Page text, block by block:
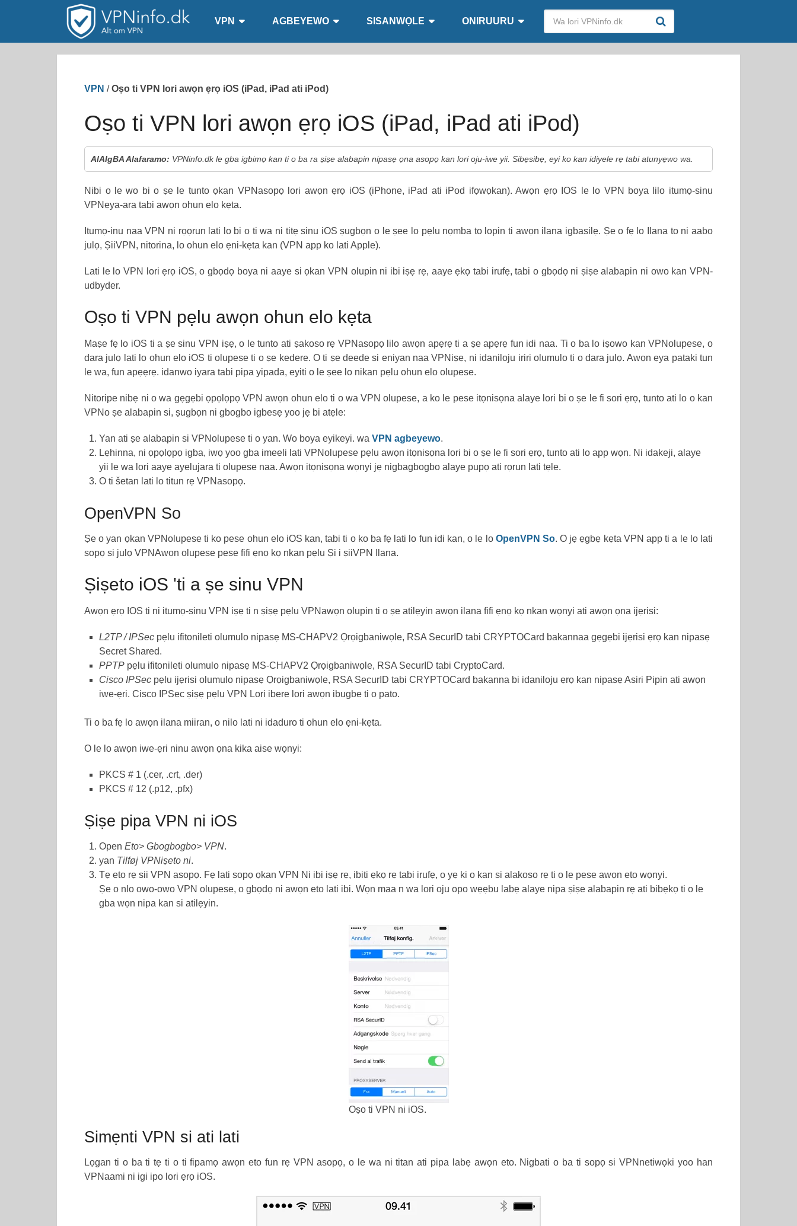
VPN AGBEYEWO SISANWỌLE ONIRUURU
VPN / Oṣo ti VPN lori awọn ẹrọ iOS (iPad, iPad ati iPod)
Oṣo ti VPN lori awọn ẹrọ iOS (iPad, iPad ati iPod)
AlAIgBA Alafaramo: VPNinfo.dk le gba igbimọ kan ti o ba ra ṣiṣe alabapin nipasẹ ọna asopọ kan lori oju-iwe yii. Sibẹsibẹ, eyi ko kan idiyele rẹ tabi atunyẹwo wa.
Nibi o le wo bi o ṣe le tunto ọkan VPNasopọ lori awọn ẹrọ iOS (iPhone, iPad ati iPod ifọwọkan). Awọn ẹrọ IOS le lo VPN boya lilo itumọ-sinu
VPNẹya-ara tabi awọn ohun elo kẹta.
Itumọ-inu naa VPN ni rọọrun lati lo bi o ti wa ni titẹ sinu iOS ṣugbọn o le ṣee lo pẹlu nọmba to lopin ti awọn ilana igbasilẹ. Ṣe o fẹ lo Ilana to ni aabo
julọ, ṢiiVPN, nitorina, lo ohun elo ẹni-kẹta kan (VPN app ko lati Apple).
Lati le lo VPN lori ẹrọ iOS, o gbọdọ boya ni aaye si ọkan VPN olupin ni ibi iṣẹ rẹ, aaye ẹkọ tabi irufẹ, tabi o gbọdọ ni ṣiṣe alabapin ni owo kan VPN-
udbyder.
Oṣo ti VPN pẹlu awọn ohun elo kẹta
Maṣe fẹ lo iOS ti a ṣe sinu VPN iṣẹ, o le tunto ati ṣakoso rẹ VPNasopọ lilo awọn apẹrẹ ti a ṣe apẹrẹ fun idi naa. Ti o ba lo iṣowo kan VPNolupese, o
dara julọ lati lo ohun elo iOS ti olupese ti o ṣe kedere. O ti ṣe deede si eniyan naa VPNiṣẹ, ni idaniloju iriri olumulo ti o dara julọ. Awọn ẹya pataki tun
le wa, fun apẹẹrẹ. idanwo iyara tabi pipa yipada, eyiti o le ṣee lo nikan pẹlu ohun elo olupese.
Nitoripe nibẹ ni o wa gẹgẹbi ọpọlọpọ VPN awọn ohun elo ti o wa VPN olupese, a ko le pese itọnisọna alaye lori bi o ṣe le fi sori ẹrọ, tunto ati lo o kan
VPNo ṣe alabapin si, ṣugbọn ni gbogbo igbesẹ yoo jẹ bi atẹle:
Yan ati ṣe alabapin si VPNolupese ti o yan. Wo boya eyikeyi. waVPN agbeyewo.
Lẹhinna, ni ọpọlọpọ igba, iwọ yoo gba imeeli lati VPNolupese pẹlu awọn itọnisọna lori bi o ṣe le fi sori ẹrọ, tunto ati lo app wọn. Ni idakeji, alaye
yii le wa lori aaye ayelujara ti olupese naa. Awọn itọnisọna wọnyi jẹ nigbagbogbo alaye pupọ ati rọrun lati tẹle.
O ti šetan lati lo titun rẹ VPNasopọ.
OpenVPN So
Ṣe o yan ọkan VPNolupese ti ko pese ohun elo iOS kan, tabi ti o ko ba fẹ lati lo fun idi kan, o le lo OpenVPN So. O jẹ ẹgbẹ kẹta VPN app ti a le lo lati
sopọ si julọ VPNAwọn olupese pese fifi ẹnọ kọ nkan pẹlu Ṣi i ṣiiVPN Ilana.
Ṣiṣeto iOS 'ti a ṣe sinu VPN
Awọn ẹrọ IOS ti ni itumọ-sinu VPN iṣẹ ti n ṣiṣẹ pẹlu VPNawọn olupin ti o ṣe atilẹyin awọn ilana fifi ẹnọ kọ nkan wọnyi ati awọn ọna ijẹrisi:
L2TP / IPSec pẹlu ifitonileti olumulo nipasẹ MS-CHAPV2 Ọrọigbaniwọle, RSA SecurID tabi CRYPTOCard bakannaa gẹgẹbi ijẹrisi ẹrọ kan nipasẹ
Secret Shared.
PPTP pẹlu ifitonileti olumulo nipasẹ MS-CHAPV2 Ọrọigbaniwọle, RSA SecurID tabi CryptoCard.
Cisco IPSec pẹlu ijẹrisi olumulo nipasẹ Ọrọigbaniwọle, RSA SecurID tabi CRYPTOCard bakanna bi idaniloju ẹrọ kan nipasẹ Asiri Pipin ati awọn
iwe-ẹri. Cisco IPSec ṣiṣẹ pẹlu VPN Lori ibere lori awọn ibugbe ti o pato.
Ti o ba fẹ lo awọn ilana miiran, o nilo lati ni idaduro ti ohun elo ẹni-kẹta.
O le lo awọn iwe-ẹri ninu awọn ọna kika aise wọnyi:
PKCS # 1 (.cer, .crt, .der)
PKCS # 12 (.p12, .pfx)
Ṣiṣe pipa VPN ni iOS
OpenEto> Gbogbogbo> VPN.
yan Tilføj VPNiṣeto ni.
Tẹ eto rẹ sii VPN asopọ. Fẹ lati sopọ ọkan VPN Ni ibi iṣẹ rẹ, ibiti ẹkọ rẹ tabi irufẹ, o yẹ ki o kan si alakoso rẹ ti o le pese awọn eto wọnyi.
Ṣe o nlo owo-owo VPN olupese, o gbọdọ ni awọn eto lati ibi. Wọn maa n wa lori oju opo wẹẹbu labẹ alaye nipa ṣiṣe alabapin rẹ ati bibẹkọ ti o le
gba wọn nipa kan si atilẹyin.
Oṣo ti VPN ni iOS.
Simẹnti VPN si ati lati
Lọgan ti o ba ti tẹ ti o ti fipamọ awọn eto fun rẹ VPN asopọ, o le wa ni titan ati pipa labẹ awọn eto. Nigbati o ba ti sopọ si VPNnetiwọki yoo han
VPNaami ni igi ipo lori ẹrọ iOS.